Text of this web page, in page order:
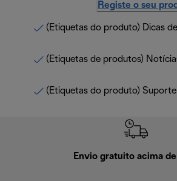
Registe o seu
(Etiquetas do produto) Dicas
(Etiquetas de produtos)
(Etiquetas do produto)
Envio gratuito acima